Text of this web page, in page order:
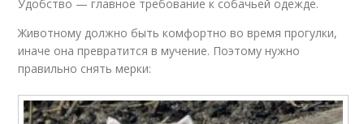
Удобство — главное требование к собачьей одежде.
Животному должно быть комфортно во время прогулки,
иначе она превратится в мучение. Поэтому нужно
правильно снять мерки: